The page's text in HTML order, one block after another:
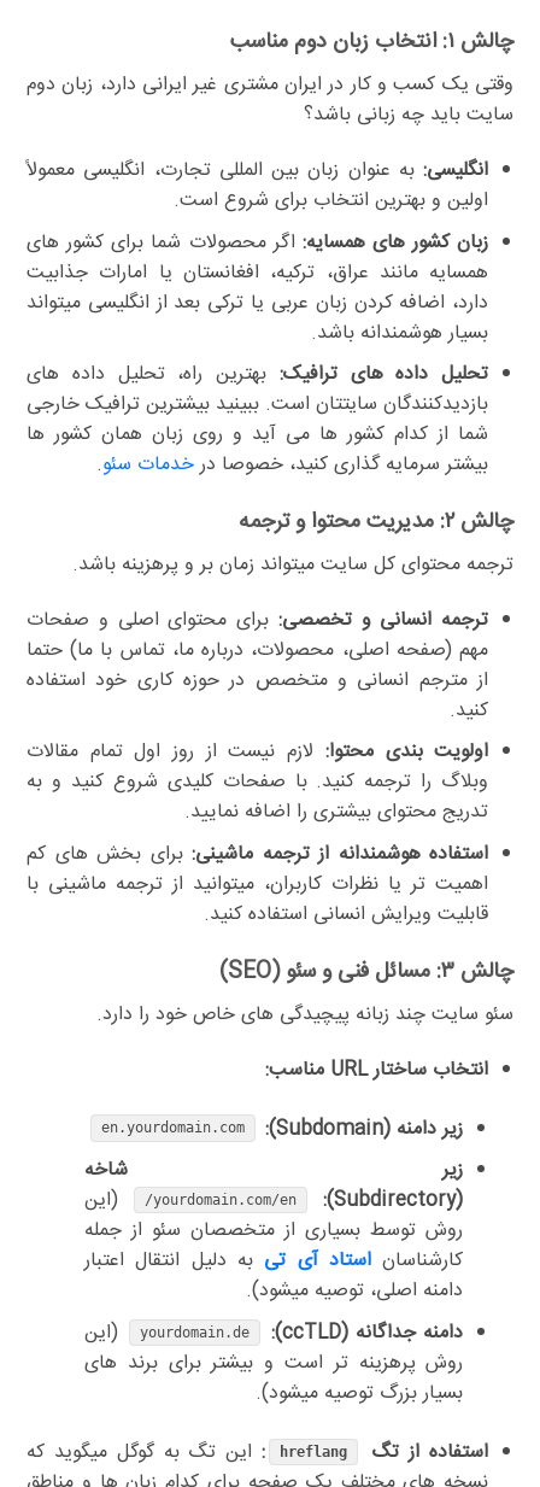
چالش ۱: انتخاب زبان دوم مناسب
وقتی یک کسب و کار در ایران مشتری غیر ایرانی دارد، زبان دوم
سایت باید چه زبانی باشد؟
انگلیسی:به عنوان زبان بین المللی تجارت، انگلیسی معمولاً
اولین و بهترین انتخاب برای شروع است.
زبان کشور های همسایه: اگر محصولات شما برای کشور های
همسایه مانند عراق، ترکیه، افغانستان یا امارات جذابیت
دارد، اضافه کردن زبان عربی یا ترکی بعد از انگلیسی میتواند
بسیار هوشمندانه باشد.
تحلیل داده های ترافیک: بهترین راه، تحلیل داده های
بازدیدکنندگان سایتتان است. ببینید بیشترین ترافیک خارجی
شما از کدام کشور ها می آید و روی زبان همان کشور ها
بیشتر سرمایه گذاری کنید، خصوصا درخدمات سئو.
چالش ۲: مدیریت محتوا و ترجمه
ترجمه محتوای کل سایت میتواند زمان بر و پرهزینه باشد.
ترجمه انسانی و تخصصی: برای محتوای اصلی و صفحات
مهم (صفحه اصلی، محصولات، درباره ما، تماس با ما) حتما
از مترجم انسانی و متخصص در حوزه کاری خود استفاده
کنید.
اولویت بندی محتوا: لازم نیست از روز اول تمام مقالات
وبلاگ را ترجمه کنید. با صفحات کلیدی شروع کنید و به
تدریج محتوای بیشتری را اضافه نمایید.
استفاده هوشمندانه از ترجمه ماشینی:برای بخش های کم
اهمیت تر یا نظرات کاربران، میتوانید از ترجمه ماشینی با
قابلیت ویرایش انسانی استفاده کنید.
چالش ۳: مسائل فنی و سئو (SEO)
سئو سایت چند زبانه پیچیدگی های خاص خود را دارد.
انتخاب ساختار URL مناسب:
زیر دامنه (Subdomain):
en.yourdomain.com
زیر شاخه
(Subdirectory):
yourdomain.com/en/
(این
روش توسط بسیاری از متخصصان سئو از جمله
کارشناسان استاد آی تی به دلیل انتقال اعتبار
دامنه اصلی، توصیه میشود).
دامنه جداگانه (ccTLD):
yourdomain.de
(این
روش پرهزینه تر است و بیشتر برای برند های
بسیار بزرگ توصیه میشود).
استفاده از تگ
hreflang
:این تگ به گوگل میگوید که